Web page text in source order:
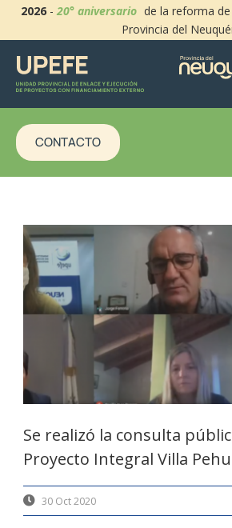
2026-20° aniversario de la reforma
Provincia del
CONTACTO
Se realizó la consulta
Proyecto Integral Villa
30 Oct 2020